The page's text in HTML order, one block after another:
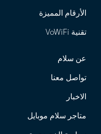
الأرقام المميزة
تقنية VoWiFi
عن سلام
تواصل معنا
الاخبار
متاجر سلام موبايل